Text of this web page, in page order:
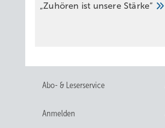
„Zuhören ist unsere Stärke“
Abo- & Leserservice
Anmelden